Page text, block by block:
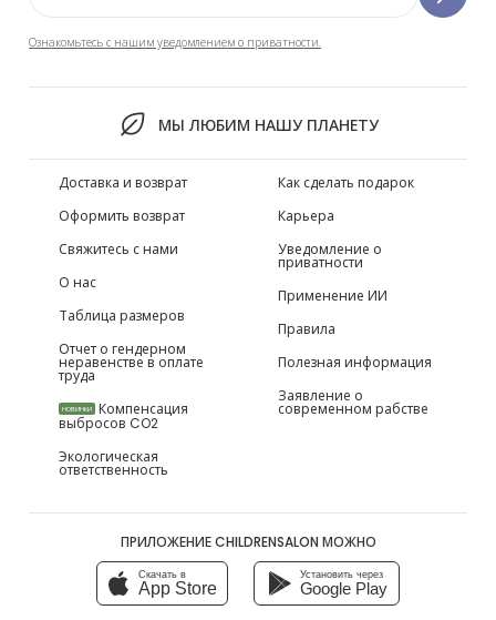
Ознакомьтесь с нашим уведомлением о приватности.
МЫ ЛЮБИМ НАШУ ПЛАНЕТУ
Доставка и возврат
Оформить возврат
Свяжитесь с нами
О нас
Таблица размеров
Отчет о гендерном
неравенстве в оплате
труда
НОВИНКИ Компенсация
выбросов CO2
Экологическая
ответственность
Как сделать подарок
Карьера
Уведомление о
приватности
Применение ИИ
Правила
Полезная информация
Заявление о
современном рабстве
ПРИЛОЖЕНИЕ CHILDRENSALON МОЖНО
Скачать в
App Store
Установить через
Google Play